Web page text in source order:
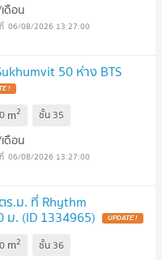
ดือน
06/08/2026 13:27:00
50 ห่าง BTS
!
m2 ชั้น 35
ดือน
06/08/2026 13:27:00
.ม. ที่ Rhythm
ม. (ID 1334965) UPDATE !
m2 ชั้น 36